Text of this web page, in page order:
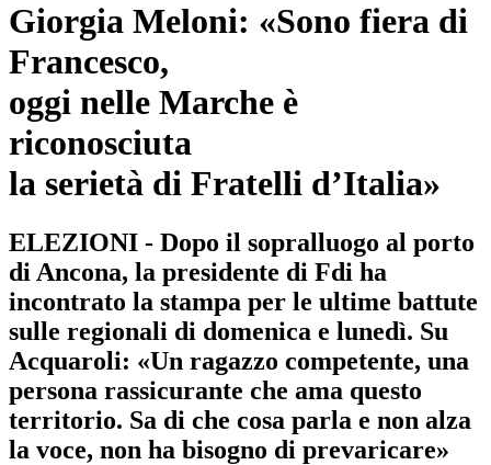
Giorgia Meloni: «Sono fiera di
Francesco,
oggi nelle Marche è
riconosciuta
la serietà di Fratelli d’Italia»
ELEZIONI - Dopo il sopralluogo al porto
di Ancona, la presidente di Fdi ha
incontrato la stampa per le ultime battute
sulle regionali di domenica e lunedì. Su
Acquaroli: «Un ragazzo competente, una
persona rassicurante che ama questo
territorio. Sa di che cosa parla e non alza
la voce, non ha bisogno di prevaricare»